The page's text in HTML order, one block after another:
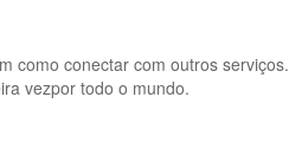
como conectar com outros serviços.
vezpor todo o mundo.